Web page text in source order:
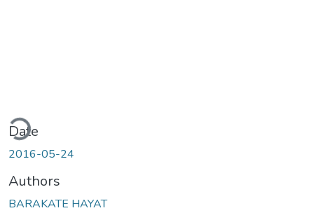
Date
2016-05-24
Authors
BARAKATE HAYAT